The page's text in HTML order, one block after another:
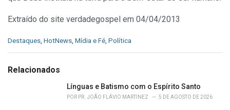
Extraído do site verdadegospel em 04/04/2013
C
e
Destaques HotNews Mídia e Fé Política
Relacionados
Línguas e Batismo com o Espírito Santo
POR PR. JOÃO FLÁVIO MARTINEZ 5 DE AGOSTO DE 2026